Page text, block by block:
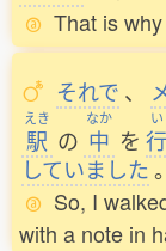
That is
それで 、
えき
駅 の
なか
中 を
い
行
していました。
So, I
with a note in